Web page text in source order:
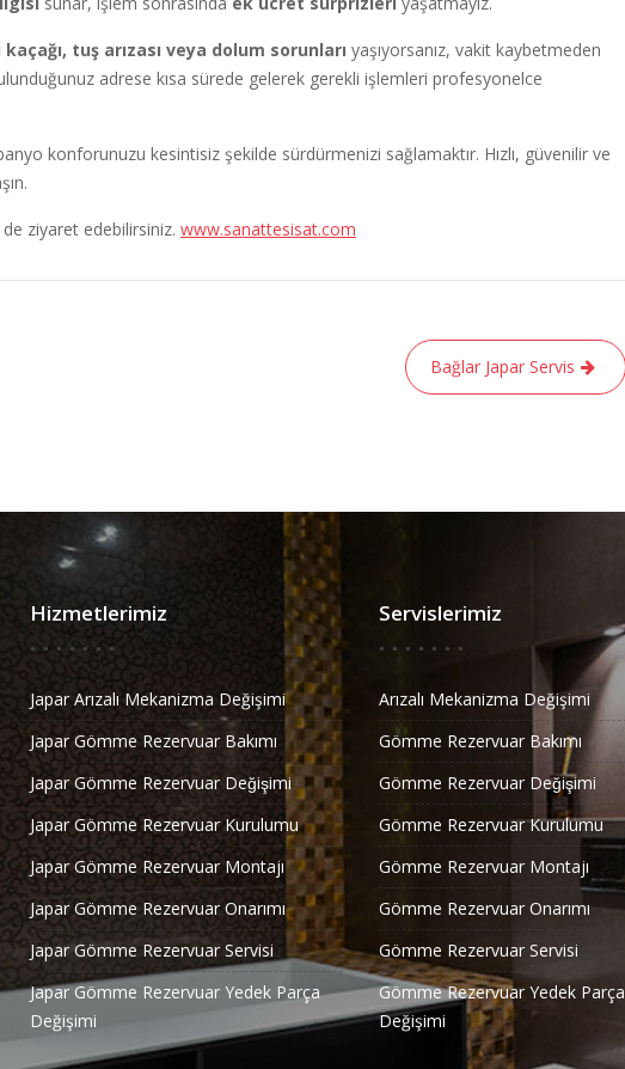
tuş arızası veya dolum sorunları yaşıyorsanız, vakit kaybetmeden
adrese kısa sürede gelerek gerekli işlemleri profesyonelce
konforunuzu kesintisiz şekilde sürdürmenizi sağlamaktır. Hızlı, güvenilir ve
ziyaret edebilirsiniz. www.sanattesisat.com
Bağlar Japar Servis
Hizmetlerimiz
Japar Arızalı Mekanizma Değişimi
Japar Gömme Rezervuar Bakımı
Japar Gömme Rezervuar Değişimi
Japar Gömme Rezervuar Kurulumu
Japar Gömme Rezervuar Montajı
Japar Gömme Rezervuar Onarımı
Japar Gömme Rezervuar Servisi
Japar Gömme Rezervuar Yedek Parça
Değişimi
Servislerimiz
Arızalı Mekanizma Değişimi
Gömme Rezervuar Bakımı
Gömme Rezervuar Değişimi
Gömme Rezervuar Kurulumu
Gömme Rezervuar Montajı
Gömme Rezervuar Onarımı
Gömme Rezervuar Servisi
Gömme Rezervuar Yedek Parça
Değişimi